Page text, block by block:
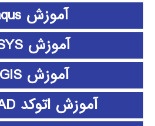
آموزش abaqus
آموزش ANSYS
آموزش ArcGIS
آموزش اتوکد AUTOCAD